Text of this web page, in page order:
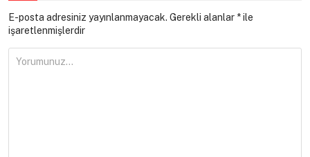
E-posta adresiniz yayınlanmayacak. Gerekli alanlar *ile
işaretlenmişlerdir